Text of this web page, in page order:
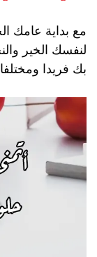
مع بداية عامك
لنفسك الخير
بك فريدا